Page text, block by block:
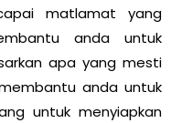
matlamat yang
anda untuk
apa yang mesti
anda untuk
untuk menyiapkan